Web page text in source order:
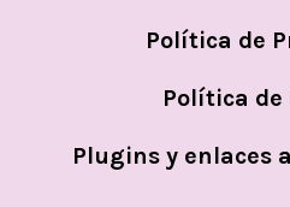
Política de
Política de
Plugins y enlaces